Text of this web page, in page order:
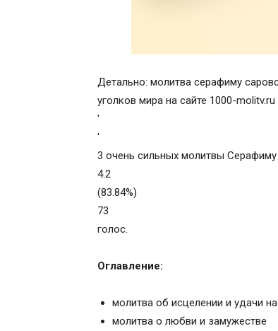
Детально: молитва серафиму
уголков мира на сайте 1000-
'
'
3 очень сильных молитвы
4.2
(83.84%)
73
голос.
Оглавление:
молитва об исцелении и удачи
молитва о любви и замужестве